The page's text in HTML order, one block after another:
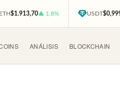
ETH$1.913,70▲ 1,8% USDT
ANÁLISIS BLOCKCHAIN